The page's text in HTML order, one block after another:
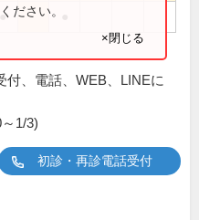
ださい。
×閉じる
付、電話、WEB、LINEに
1/3)
初診・再診電話受付